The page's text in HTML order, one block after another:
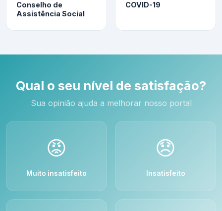
Conselho de
Assistência Social
COVID-19
Qual o seu nível de satisfação?
Sua opinião ajuda a melhorar nosso portal
😡
Muito insatisfeito
😞
Insatisfeito